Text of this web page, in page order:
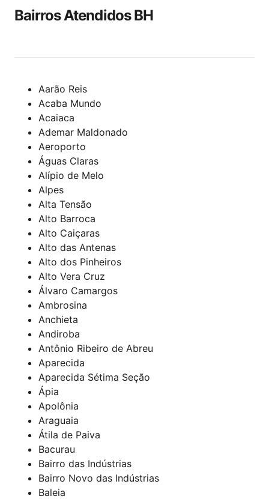
Bairros Atendidos BH
Aarão Reis
Acaba Mundo
Acaiaca
Ademar Maldonado
Aeroporto
Águas Claras
Alípio de Melo
Alpes
Alta Tensão
Alto Barroca
Alto Caiçaras
Alto das Antenas
Alto dos Pinheiros
Alto Vera Cruz
Álvaro Camargos
Ambrosina
Anchieta
Andiroba
Antônio Ribeiro de Abreu
Aparecida
Aparecida Sétima Seção
Ápia
Apolônia
Araguaia
Átila de Paiva
Bacurau
Bairro das Indústrias
Bairro Novo das Indústrias
Baleia